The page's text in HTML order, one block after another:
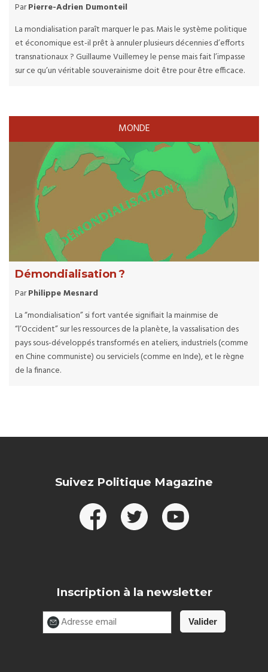
ParPierre-Adrien Dumonteil
La mondialisation paraît marquer le pas. Mais le système politique
et économique est-il prêt à annuler plusieurs décennies d’efforts
transnationaux ? Guillaume Vuillemey le pense mais fait l’impasse
sur ce qu’un véritable souverainisme doit être pour être efficace.
MONDE
Démondialisation ?
ParPhilippe Mesnard
La “mondialisation” si fort vantée signifiait la mainmise de
“l’Occident” sur les ressources de la planète, la vassalisation des
pays sous-développés transformés en ateliers, industriels (comme
en Chine communiste) ou serviciels (comme en Inde), et le règne
de la finance.
Suivez Politique Magazine
Inscription à la newsletter